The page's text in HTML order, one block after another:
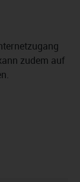
zudem auf